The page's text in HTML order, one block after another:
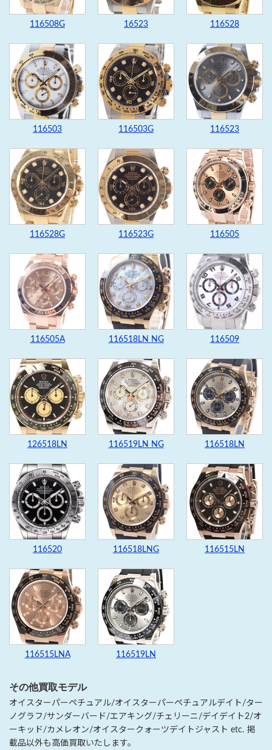
116508G 16523 116528
116503 116503G 116523
116528G 116523G 116505
116505A 116518LN NG 116509
126518LN 116519LN NG 116518LN
116520 116518LNG 116515LN
116515LNA 116519LN
その他買取モデル
オイスターパーペチュアル/オイスターパーペチュアルデイト/ター
ノグラフ/サンダーバード/エアキング/チェリーニ/デイデイト2/オ
ーキッド/カメレオン/オイスタークォーツデイトジャスト etc. 掲
載品以外も高価買取いたします。